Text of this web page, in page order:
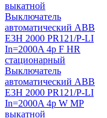
выкатной
Выключатель
автоматический ABB
E3H 2000 PR121/P-LI
In=2000A 4p F HR
стационарный
Выключатель
автоматический ABB
E3H 2000 PR121/P-LI
In=2000A 4p W MP
выкатной